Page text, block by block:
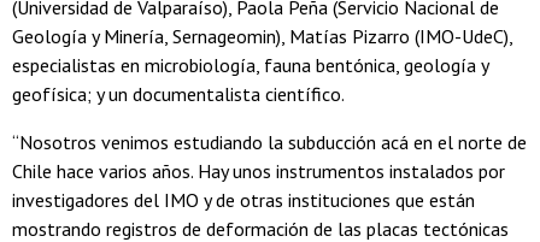
(Universidad de Valparaíso), Paola Peña (Servicio Nacional de
Geología y Minería, Sernageomin), Matías Pizarro (IMO-UdeC),
especialistas en microbiología, fauna bentónica, geología y
geofísica; y un documentalista científico.
“Nosotros venimos estudiando la subducción acá en el norte de
Chile hace varios años. Hay unos instrumentos instalados por
investigadores del IMO y de otras instituciones que están
mostrando registros de deformación de las placas tectónicas